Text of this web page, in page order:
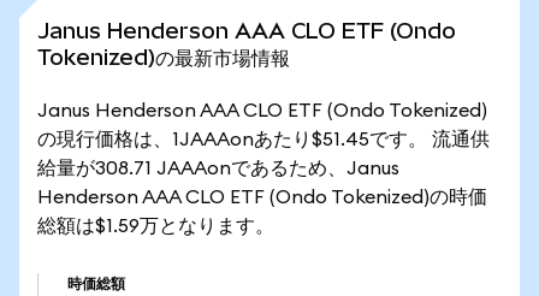
Janus Henderson AAA CLO ETF (Ondo
Tokenized)の最新市場情報
Janus Henderson AAA CLO ETF (Ondo Tokenized)
の現行価格は、1JAAAonあたり$51.45です。 流通供
給量が308.71 JAAAonであるため、Janus
Henderson AAA CLO ETF (Ondo Tokenized)の時価
総額は$1.59万となります。
時価総額